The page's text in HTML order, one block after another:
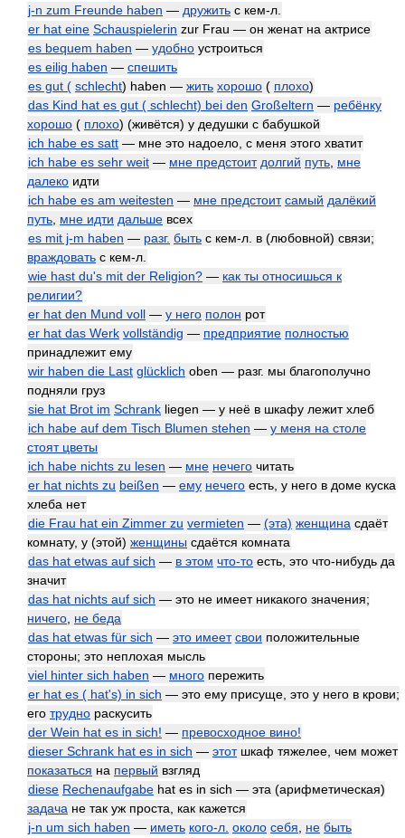
j-n zum Freunde haben — дружить с кем-л.
er hat eine Schauspielerin zur Frau — он женат на актрисе
es bequem haben — удобно устроиться
es eilig haben — спешить
es gut ( schlecht) haben — жить хорошо ( плохо)
das Kind hat es gut ( schlecht) bei den Großeltern — ребёнку
хорошо ( плохо) (живётся) у дедушки с бабушкой
ich habe es satt — мне это надоело, с меня этого хватит
ich habe es sehr weit — мне предстоит долгий путь мне
далеко идти
ich habe es am weitesten — мне предстоит самый далёкий
путь мне идти дальше всех
es mit j-m haben — разг. быть с кем-л. в (любовной) связи;
враждовать с кем-л.
wie hast du's mit der Religion? — как ты относишься к
религии?
er hat den Mund voll — у него полон рот
er hat das Werk vollständig — предприятие полностью
принадлежит ему
wir haben die Last glücklich oben — разг. мы благополучно
подняли груз
sie hat Brot im Schrank liegen — у неё в шкафу лежит хлеб
ich habe auf dem Tisch Blumen stehen — у меня на столе
стоят цветы
ich habe nichts zu lesen — мне нечего читать
er hat nichts zu beißen — ему нечего есть, у него в доме куска
хлеба нет
die Frau hat ein Zimmer zu vermieten — (эта) женщина сдаёт
комнату, у (этой) женщины сдаётся комната
das hat etwas auf sich — в этом что-то есть, это что-нибудь да
значит
das hat nichts auf sich — это не имеет никакого значения;
ничего не беда
das hat etwas für sich — это имеет свои положительные
стороны; это неплохая мысль
viel hinter sich haben — много пережить
er hat es ( hat's) in sich — это ему присуще, это у него в крови;
его трудно раскусить
der Wein hat es in sich! — превосходное вино!
dieser Schrank hat es in sich — этотшкаф тяжелее, чем может
показаться на первый взгляд
diese Rechenaufgabe hat es in sich — эта (арифметическая)
задача не так уж проста, как кажется
j-n um sich haben — иметь кого-л. около себя не быть